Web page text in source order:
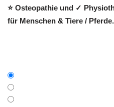
⭐ Osteopathie und ✓
für Menschen & Tiere /